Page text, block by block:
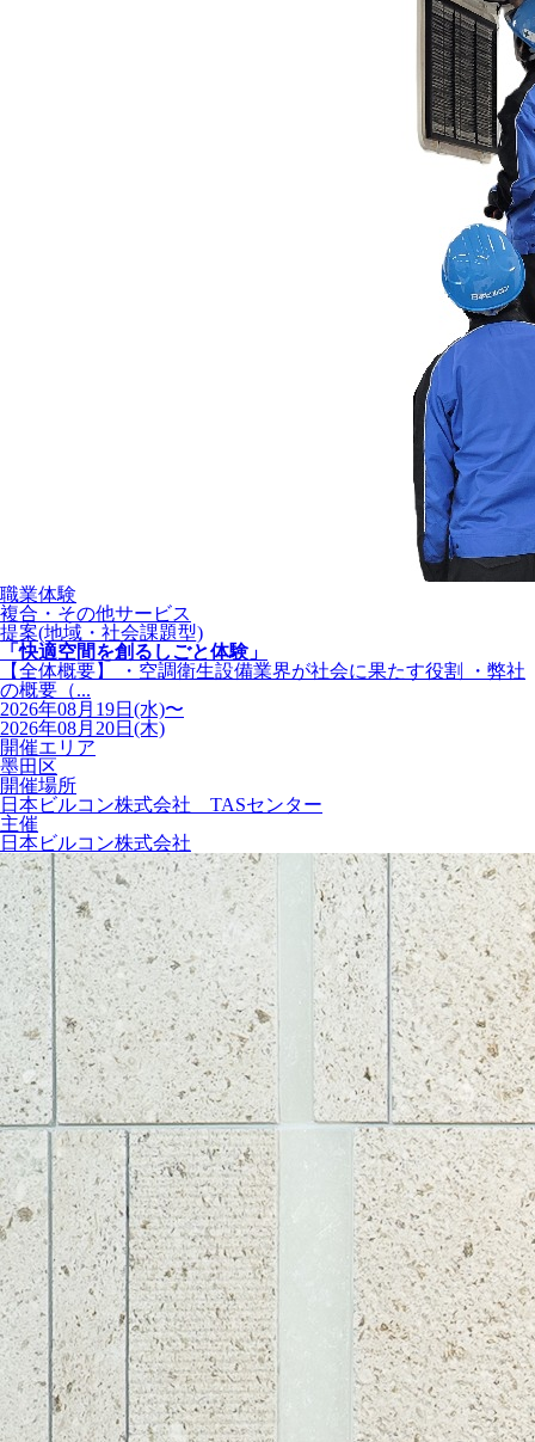
職業体験
複合・その他サービス
提案(地域・社会課題型)
「快適空間を創るしごと体験」
【全体概要】 ・空調衛生設備業界が社会に果たす役割 ・弊社
の概要（...
2026年08月19日(水)〜
2026年08月20日(木)
開催エリア
墨田区
開催場所
日本ビルコン株式会社 TASセンター
主催
日本ビルコン株式会社